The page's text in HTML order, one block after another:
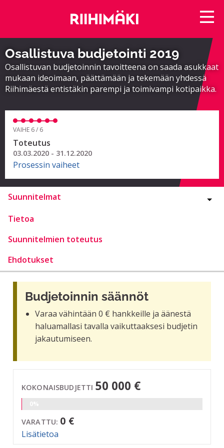
Osallistuva budjetointi 2019
Osallistuvan budjetoinnin tavoitteena on saada asukkaat
mukaan ideoimaan, päättämään ja tekemään yhdessä
Riihimäestä entistäkin parempi ja toimivampi kotipaikka.
VAIHE 6 / 6
Toteutus
03.03.2020 - 31.12.2020
Prosessin vaiheet
Suunnitelmat
Tietoa
Suunnitelmien toteutus
Ehdotukset
Budjetoinnin säännöt
Varaa vähintään 0 € hankkeille ja äänestä
haluamallasi tavalla vaikuttaaksesi budjetin
jakautumiseen.
KOKONAISBUDJETTI 50 000 €
VARATTU: 0 €
Lisätietoa